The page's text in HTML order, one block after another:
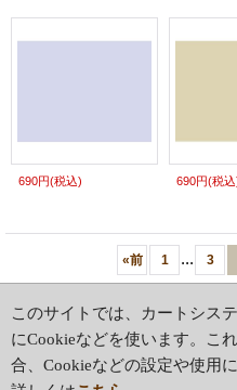
690円(税込) 690円(税込
«前 1 ... 3
ホーム | ショ
特定商取引法
PC
このサイトでは、カートシス
にCookieなどを使います。こ
合、Cookieなどの設定や使用